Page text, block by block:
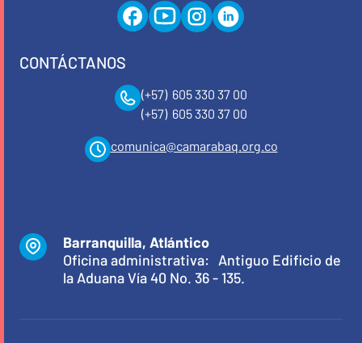
CONTÁCTANOS
(+57) 605 330 37 00
(+57) 605 330 37 00
comunica@camarabaq.org.co
Barranquilla, Atlántico
Oficina administrativa: Antiguo Edificio de
la Aduana Vía 40 No. 36 - 135.